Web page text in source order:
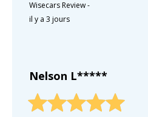
Wisecars Review-
il y a 3 jours
Nelson L*****